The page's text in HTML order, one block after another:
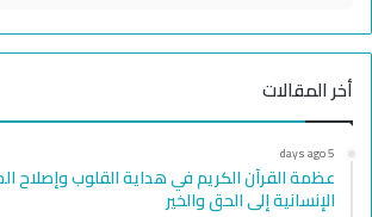
أخر المقالات
5 days ago
عظمة القرآن الكريم في هداية القلوب وإصلاح
الإنسانية إلى الحق والخير